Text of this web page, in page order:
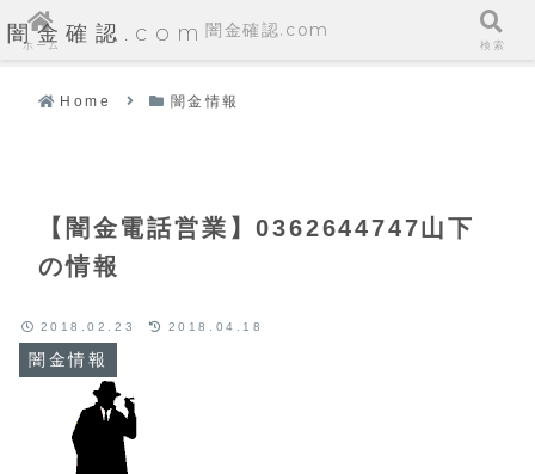
闇金確認.com
Home 闇金情報
【闇金電話営業】0362644747山下
の情報
闇金情報
2018.02.23 2018.04.18
ホーム
闇金確認.com
検索